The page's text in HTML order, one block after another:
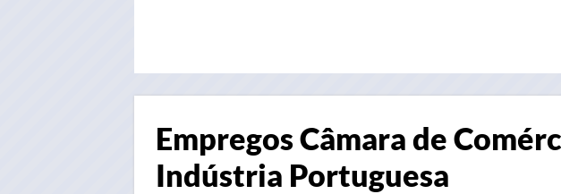
EmpregosCâmara de
Indústria Portuguesa